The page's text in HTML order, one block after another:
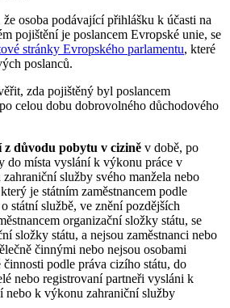
osoba podávající přihlášku k účasti na
pojištění je poslancem Evropské unie, se
stránky Evropského parlamentu, které
poslanců.
zda pojištěný byl poslancem
celou dobu dobrovolného důchodového
důvodu pobytu v cizině v době, po
do místa vyslání k výkonu práce v
služby svého manžela nebo
je státním zaměstnancem podle
státní službě, ve znění pozdějších
organizační složky státu, se
složky státu, a nejsou zaměstnanci nebo
činnými nebo nejsou osobami
podle práva cizího státu, do
nebo registrovaní partneři vysláni k
nebo k výkonu zahraniční služby